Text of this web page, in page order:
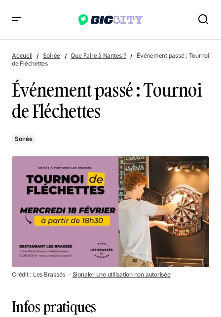
Événement passé : Tournoi de Fléchettes
Accueil Soirée Que Faire à Nantes ?
Événement passé : Tournoi
de Fléchettes
Événement passé : Tournoi
de Fléchettes
Soirée
Crédit : Les Brassés － Signaler une utilisation non autorisée
Infos pratiques